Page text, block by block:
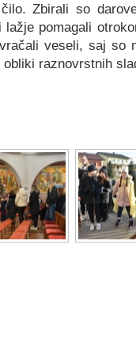
Zbirali so
pomagali
veseli, saj so
raznovrstnih